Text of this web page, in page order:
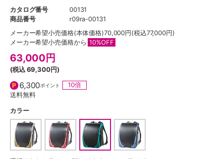
カタログ番号
00131
商品番号
r09ra-00131
メーカー希望小売価格(本体価格)70,000円(税込77,000円)
メーカー希望小売価格から 10%OFF
63,000 円
(税込69,300円)
6,300ポイント
10倍
送料無料
カラー